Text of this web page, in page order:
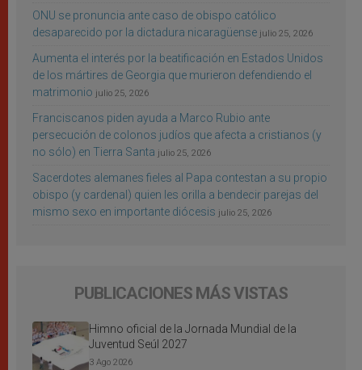
ONU se pronuncia ante caso de obispo católico
desaparecido por la dictadura nicaragüense julio 25, 2026
Aumenta el interés por la beatificación en Estados Unidos
de los mártires de Georgia que murieron defendiendo el
matrimonio julio 25, 2026
Franciscanos piden ayuda a Marco Rubio ante
persecución de colonos judíos que afecta a cristianos (y
no sólo) en Tierra Santa julio 25, 2026
Sacerdotes alemanes fieles al Papa contestan a su propio
obispo (y cardenal) quien les orilla a bendecir parejas del
mismo sexo en importante diócesis julio 25, 2026
PUBLICACIONES MÁS VISTAS
Himno oficial de la Jornada Mundial de la
Juventud Seúl 2027
3 Ago 2026